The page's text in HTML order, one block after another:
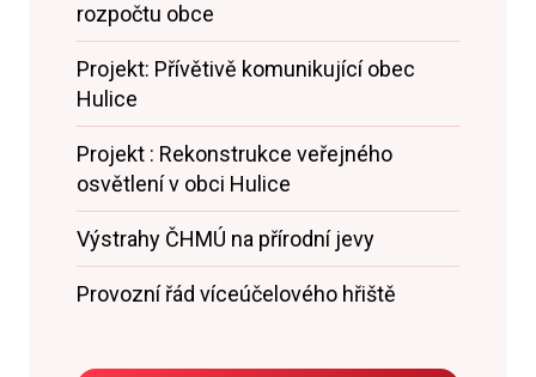
rozpočtu obce
Projekt: Přívětivě komunikující obec
Hulice
Projekt : Rekonstrukce veřejného
osvětlení v obci Hulice
Výstrahy ČHMÚ na přírodní jevy
Provozní řád víceúčelového hřiště